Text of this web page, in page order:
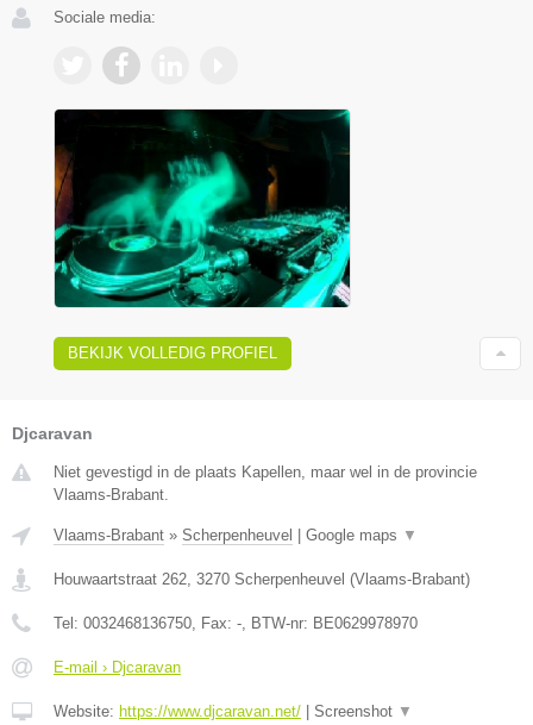
Sociale media:
BEKIJK VOLLEDIG PROFIEL
Djcaravan
Niet gevestigd in de plaats Kapellen, maar wel in de provincie
Vlaams-Brabant.
Vlaams-Brabant » Scherpenheuvel | Google maps ▼
Houwaartstraat 262 3270 Scherpenheuvel (Vlaams-Brabant)
Tel: 0032468136750 , Fax: - , BTW-nr: BE0629978970
E-mail › Djcaravan
Website: https://www.djcaravan.net/ | Screenshot ▼